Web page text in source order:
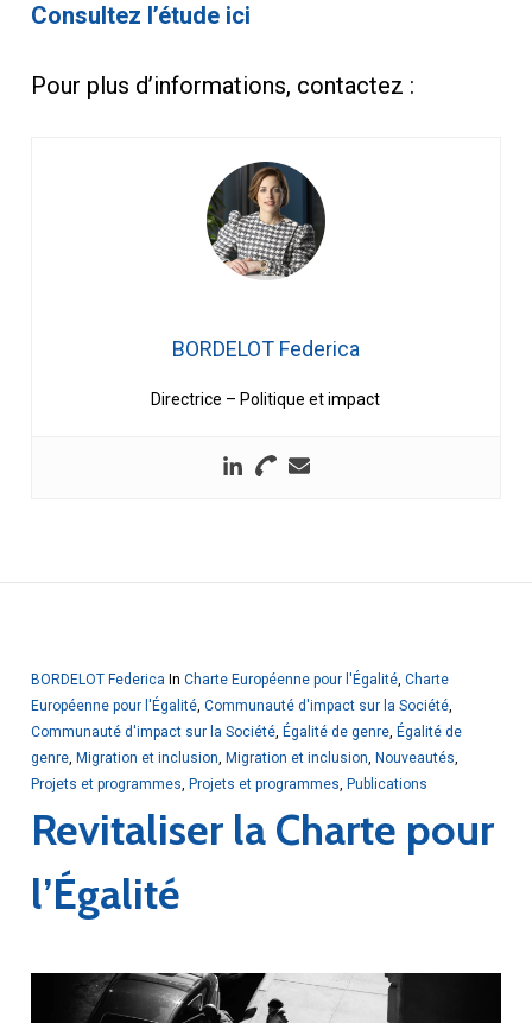
Consultez l’étude ici
Pour plus d’informations, contactez :
BORDELOT Federica
Directrice – Politique et impact
BORDELOT Federica In Charte Européenne pour l'Égalité, Charte
Européenne pour l'Égalité, Communauté d'impact sur la Société,
Communauté d'impact sur la Société, Égalité de genre, Égalité de
genre, Migration et inclusion, Migration et inclusion, Nouveautés,
Projets et programmes, Projets et programmes, Publications
Revitaliser la Charte pour
l’Égalité